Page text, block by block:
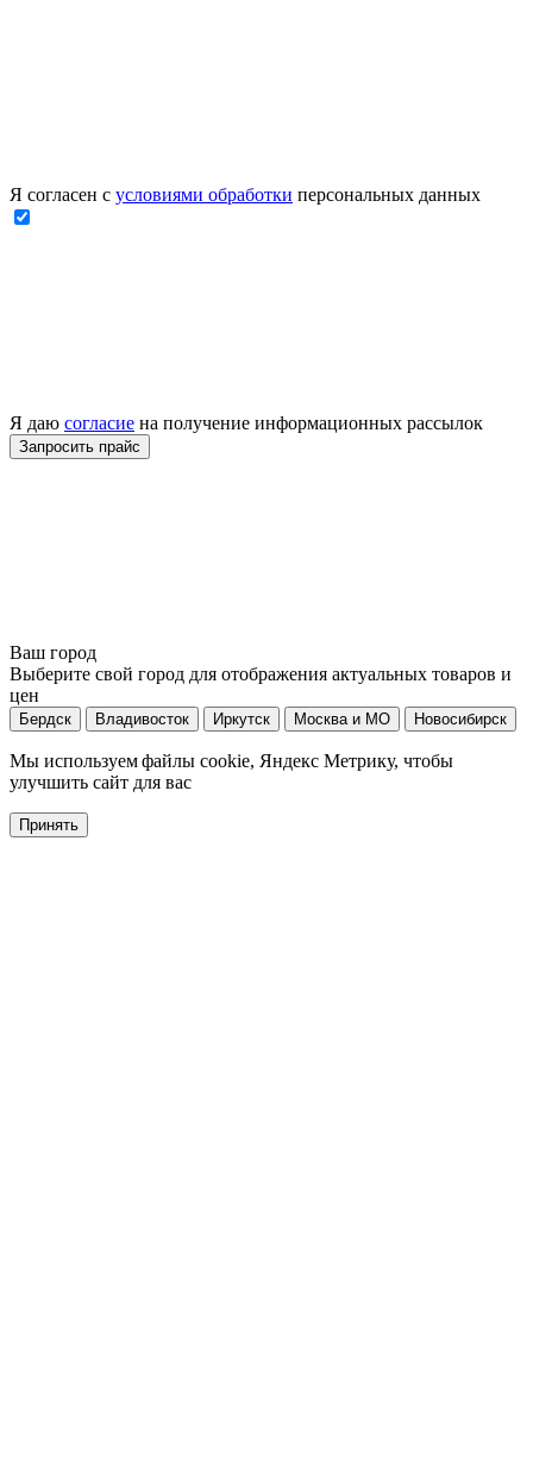
Я согласен с условиями обработки персональных данных
Я даю согласие на получение информационных рассылок
Ваш город
Выберите свой город для отображения актуальных товаров и
цен
Бердск Владивосток Иркутск Москва и МО Новосибирск
Мы используем файлы cookie, Яндекс Метрику, чтобы
улучшить сайт для вас
Принять